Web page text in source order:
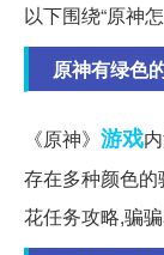
以下围绕“原神
原神有绿色
《原神》 游戏
存在多种颜色
花任务攻略,骗